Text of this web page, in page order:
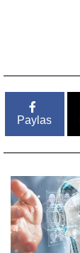
Paylas